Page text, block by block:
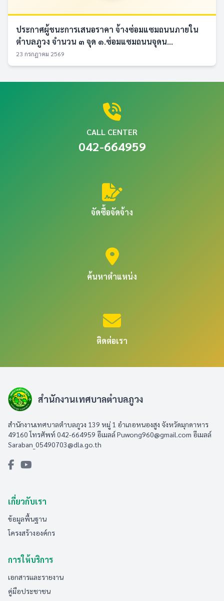
ประกาศผู้ชนะการเสนอราคา จ้างซ่อมแซมถนนภายใน
ตำบลภูวง จำนวน ๓ จุด ๑.ซ่อมแซมถนนจุดน...
23 กรกฎาคม 2569
CALL CENTER
042-664959
จัดซื้อจัดจ้าง
ค้นหาตำแหน่ง
ติดต่อเรา
สำนักงานเทศบาลตำบลภูวง
สำนักงานเทศบาลตำบลภูวง 139 หมู่ 1 อำเภอหนองสูง จังหวัดมุกดาหาร
49160 โทรศัพท์ 042-664959 อีเมลล์Puwong960@gmail.com อีเมลล์
Saraban_05490703@dla.go.th
เกี่ยวกับเรา
ข้อมูลพื้นฐาน
โครงสร้างองค์กร
การให้บริการ
เอกสารและรายงาน
คู่มือประชาชน